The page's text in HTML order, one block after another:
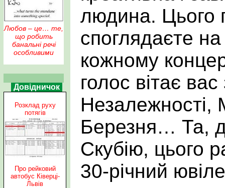
Любов – це… те,
що робить
банальні речі
особливими
Довідничок
Розклад руху
потягів
Про рейковий
автобус Ківерці-
Львів
людина. Цього
споглядаєте
кожному
голос вітає
Незалежності,
Березня… Та,
Скубію, цього
30-річний